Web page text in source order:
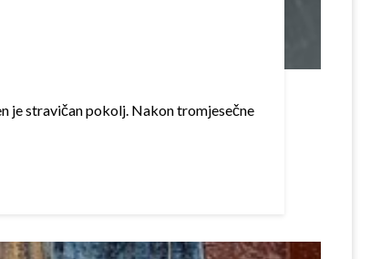
je stravičan pokolj. Nakon tromjesečne